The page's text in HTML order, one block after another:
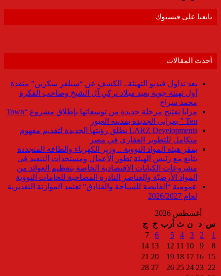
تابعنا على فيسبوك
أحدث المقالات
بعد تداول فيديو التهنئة.. الكشف عن “سيلفر سكرين” منفذة
أول تهنئة جوية بعيد ميلاد تركي آل الشيخ وصاحب الفكرة
محمد سراج
مزايا تفتتح مرحلة جديدة من توسعاتها بإطلاق مشروع “Town
Ten ” بعرابى الجديدة بمدينة العبور
LARZ Developments تطلق رؤيتها الجديدة لتقديم مفهوم
متكامل للتطوير العقاري في مصر
بمقر هيئة المواد النووية .. وزير الكهرباء والطاقة المتجددة
يتابع مع رئيس الهيئة تطور الأعمال ومستجدات التنفيذ فى
مشروعات الكيانات الاقتصادية الخاصة بتعظيم العوائد من
المواد الأرضيّة والعناصر النادرة المصاحبة للخامات النووية
عمومية “القابضة للسياحة والفنادق” تعتمد الموازنة التقديرية
لعام 2026/2027
أغسطس 2026
س د ن ث أرب خ
ج
1
2
3
4
5
6
7
8
9
10
11
12
13
14
15
16
17
18
19
20
21
22
23
24
25
26
27
28